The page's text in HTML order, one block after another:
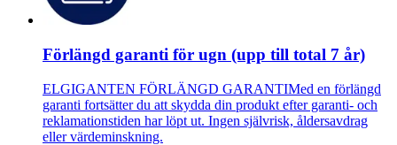
Förlängd garanti för ugn (upp till total 7 år)
ELGIGANTEN FÖRLÄNGD GARANTIMed en förlängd
garanti fortsätter du att skydda din produkt efter garanti- och
reklamationstiden har löpt ut. Ingen självrisk, åldersavdrag
eller värdeminskning.